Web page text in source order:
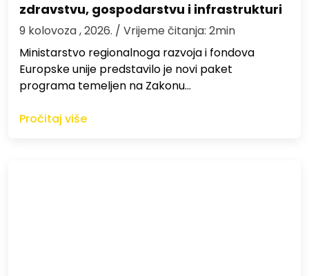
zdravstvu, gospodarstvu i infrastrukturi
9 kolovoza , 2026. / Vrijeme čitanja: 2min
Ministarstvo regionalnoga razvoja i fondova
Europske unije predstavilo je novi paket
programa temeljen na Zakonu…
Pročitaj više